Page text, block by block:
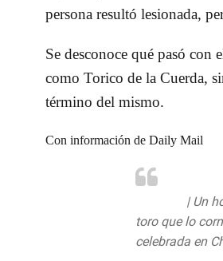
persona resultó lesionada,
Se desconoce qué pasó
comoTorico de la Cuerda,
término del mismo.
Con información de Daily Mail
| Un
toro que lo
celebrada en